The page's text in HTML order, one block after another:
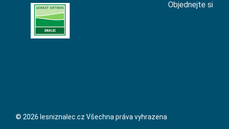
Domů – Lesní Znalec
Objednejte si
© 2026 lesniznalec.cz Všechna práva vyhrazena